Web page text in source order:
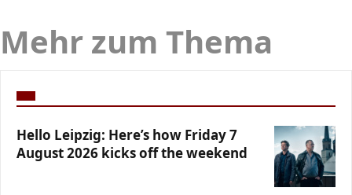
Mehr zum Thema
Hello Leipzig: Here’s how Friday 7
August 2026 kicks off the weekend